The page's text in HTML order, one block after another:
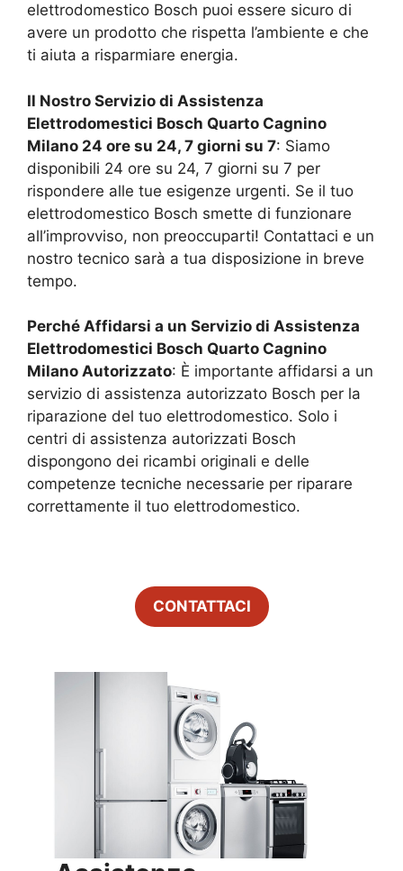
elettrodomestico Bosch puoi essere sicuro di
avere un prodotto che rispetta l’ambiente e che
ti aiuta a risparmiare energia.
Il Nostro Servizio di Assistenza
Elettrodomestici Bosch Quarto Cagnino
Milano 24 ore su 24, 7 giorni su 7: Siamo
disponibili 24 ore su 24, 7 giorni su 7 per
rispondere alle tue esigenze urgenti. Se il tuo
elettrodomestico Bosch smette di funzionare
all’improvviso, non preoccuparti! Contattaci e un
nostro tecnico sarà a tua disposizione in breve
tempo.
Perché Affidarsi a un Servizio di Assistenza
Elettrodomestici Bosch Quarto Cagnino
Milano Autorizzato: È importante affidarsi a un
servizio di assistenza autorizzato Bosch per la
riparazione del tuo elettrodomestico. Solo i
centri di assistenza autorizzati Bosch
dispongono dei ricambi originali e delle
competenze tecniche necessarie per riparare
correttamente il tuo elettrodomestico.
CONTATTACI